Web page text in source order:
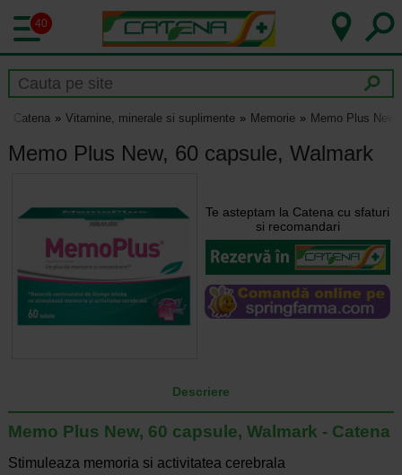
40
Catena Vitamine, minerale si suplimente Memorie Memo Plus
Memo Plus New, 60 capsule, Walmark
Te asteptam la Catena cu sfaturi
si recomandari
Descriere
Memo Plus New, 60 capsule, Walmark - Catena
Stimuleaza memoria si activitatea cerebrala